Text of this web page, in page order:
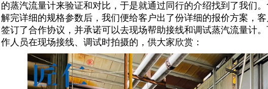
的蒸汽流量计来验证和对比，于是就通过同行的介绍找到了我们
解完详细的规格参数后，我们便给客户出了份详细的报价方案，
签订了合作协议，并承诺可以去现场帮助接线和调试蒸汽流量计
作人员在现场接线、调试时拍摄的，供大家欣赏：